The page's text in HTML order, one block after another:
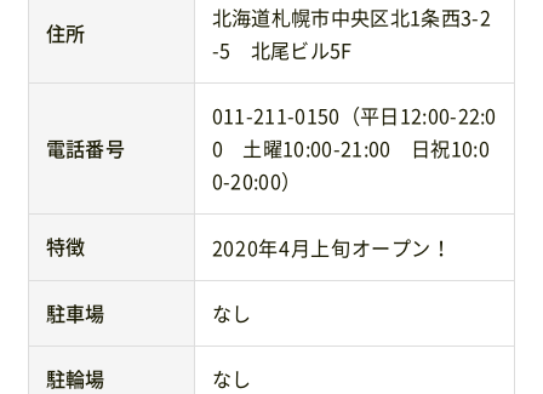
住所
北海道札幌市中央区北1条西3-2
-5 北尾ビル5F
電話番号
011-211-0150（平日12:00-22:0
0 土曜10:00-21:00 日祝10:0
0-20:00）
特徴 2020年4月上旬オープン！
駐車場 なし
駐輪場 なし